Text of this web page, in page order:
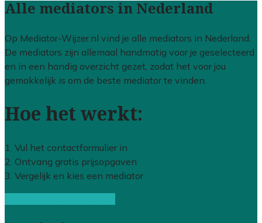
Alle mediators in Nederland
Op Mediator-Wijzer.nl vind je alle mediators in Nederland.
De mediators zijn allemaal handmatig voor je geselecteerd
en in een handig overzicht gezet, zodat het voor jou
gemakkelijk is om de beste mediator te vinden.
Hoe het werkt:
1. Vul het contactformulier in
2. Ontvang gratis prijsopgaven
3. Vergelijk en kies een mediator